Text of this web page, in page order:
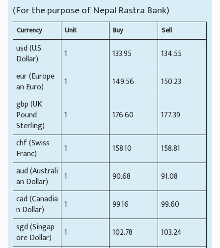
(For the purpose of Nepal Rastra Bank)
Currency Unit Buy Sell
usd (U.S.
Dollar)
1 133.95
134.55
eur (Europe
an Euro)
1 149.56
150.23
gbp (UK
Pound
Sterling)
1 176.60 177.39
chf (Swiss
Franc)
1 158.10
158.81
aud (Australi
an Dollar)
1 90.68
91.08
cad (Canadia
n Dollar)
1 99.16
99.60
sgd (Singap
ore Dollar)
1 102.78
103.24